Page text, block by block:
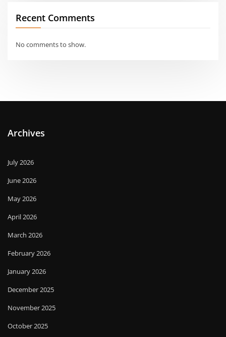
Recent Comments
No comments to show.
Archives
July 2026
June 2026
May 2026
April 2026
March 2026
February 2026
January 2026
December 2025
November 2025
October 2025